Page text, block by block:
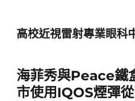
高校近視雷射專業眼科
海菲秀與Peace鐵
市使用IQOS煙彈